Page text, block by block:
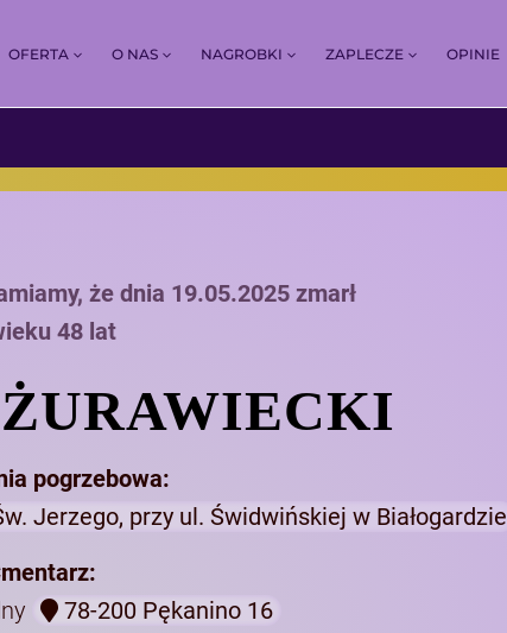
OFERTA O NAS NAGROBKI ZAPLECZE OPINIE
że dnia 19.05.2025 zmarł
48 lat
ŻURAWIECKI
pogrzebowa:
Jerzego, przy ul. Świdwińskiej w Białogardzie
78-200 Pękanino 16